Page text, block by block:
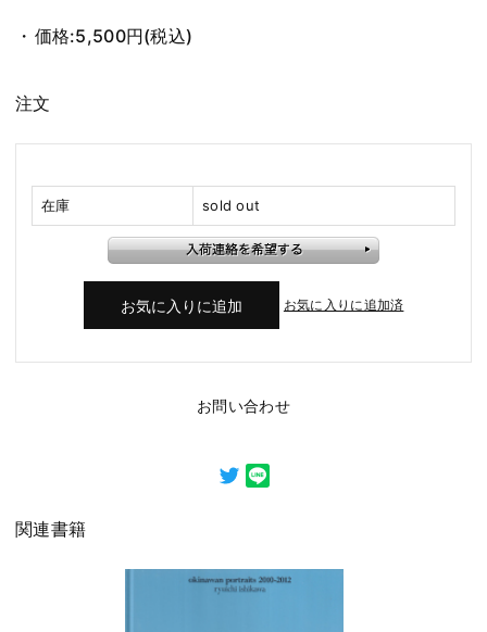
価格:5,500円(税込)
注文
在庫 sold out
お気に入りに追加済
お問い合わせ
関連書籍